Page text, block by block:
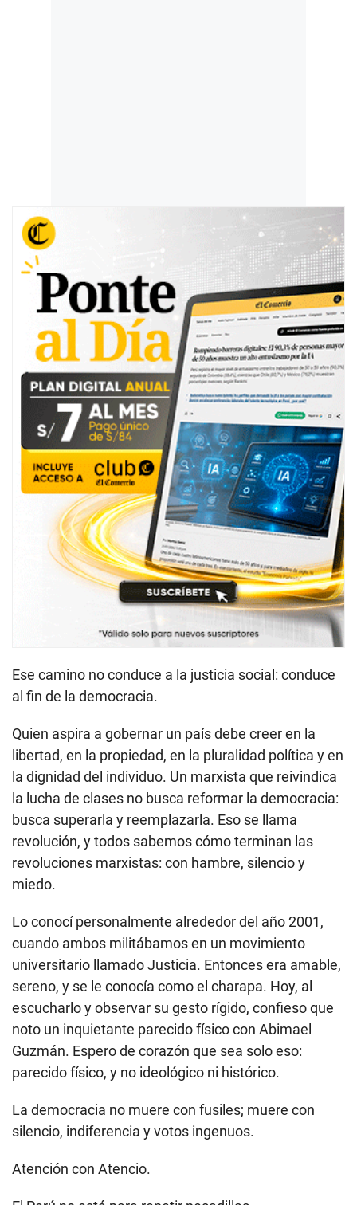
Ese camino no conduce a la justicia social: conduce
al fin de la democracia.
Quien aspira a gobernar un país debe creer en la
libertad, en la propiedad, en la pluralidad política y en
la dignidad del individuo. Un marxista que reivindica
la lucha de clases no busca reformar la democracia:
busca superarla y reemplazarla. Eso se llama
revolución, y todos sabemos cómo terminan las
revoluciones marxistas: con hambre, silencio y
miedo.
Lo conocí personalmente alrededor del año 2001,
cuando ambos militábamos en un movimiento
universitario llamado Justicia. Entonces era amable,
sereno, y se le conocía como el charapa. Hoy, al
escucharlo y observar su gesto rígido, confieso que
noto un inquietante parecido físico con Abimael
Guzmán. Espero de corazón que sea solo eso:
parecido físico, y no ideológico ni histórico.
La democracia no muere con fusiles; muere con
silencio, indiferencia y votos ingenuos.
Atención con Atencio.